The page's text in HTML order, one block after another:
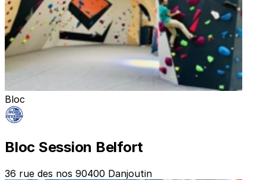
Bloc
Bloc Session Belfort
36 rue des nos 90400 Danjoutin